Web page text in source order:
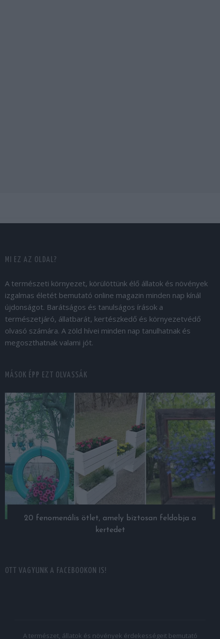
MI EZ AZ OLDAL?
A természeti környezet, körülöttünk élő állatok és növények
izgalmas életét bemutató online magazin minden nap kínál
újdonságot. Barátságos és tanulságos írások a
természetjáró, állatbarát, kertészkedő és környezetvédő
olvasó számára. A zöld hívei minden nap tanulhatnak és
megoszthatnak valami jót.
MÁSOK ÉPP EZT OLVASSÁK
20 fenomenális ötlet, amely biztosan feldobja a
kertedet
OTT VAGYUNK A FACEBOOKON IS!
A természet, állatok és növények érdekességeit bemutató